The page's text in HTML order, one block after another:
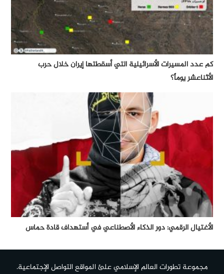
كم عدد المسيرات الأسرائيلية التي أسقطتها إيران خلال حرب
الأثناعشر يوماً؟
الأغتيال الرقمي: دور الذكاء الأصطناعي في أستهداف قادة حماس
مجموعة تطورات العالم الإسلامي علئ المواقع التواصل الإجتماعية.